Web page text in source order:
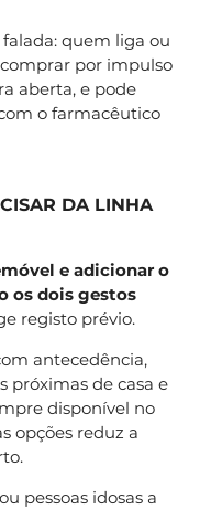
quem liga ou
por impulso
aberta, e pode
o farmacêutico
DA LINHA
e adicionar o
os dois gestos
registo prévio.
antecedência,
próximas de casa e
disponível no
opções reduz a
pessoas idosas a